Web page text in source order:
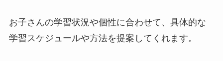
お子さんの学習状況や個性に合わせて、具体的な
学習スケジュールや方法を提案してくれます。